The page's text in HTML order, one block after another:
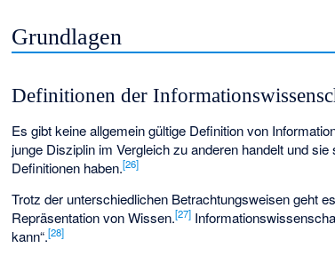
Grundlagen
Definitionen der
Es gibt keine allgemein gültige Definition von
junge Disziplin im Vergleich zu anderen handelt und
Definitionen haben.[26]
Trotz der unterschiedlichen Betrachtungsweisen geht
Repräsentation von Wissen.[27]
kann“.[28]